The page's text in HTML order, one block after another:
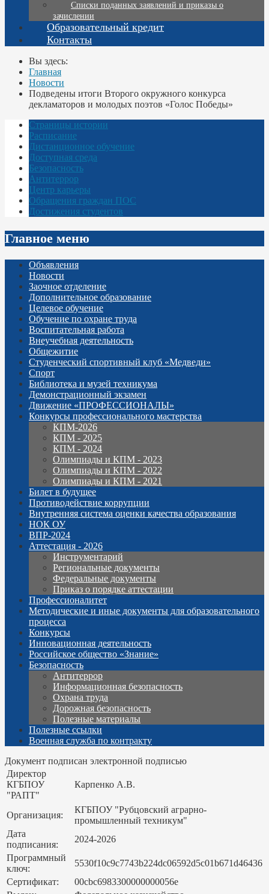
Списки поданных заявлений и приказы о
зачислении
Образовательный кредит
Контакты
Вы здесь:
Главная
Новости
Подведены итоги Второго окружного конкурса
декламаторов и молодых поэтов «Голос Победы»
Страницы истории
Расписание
Дистанционное обучение
Доступная среда
Безопасность
Антитеррор
Центр карьеры
Обращения граждан ПОС
Достижения студентов
Главное меню
Объявления
Новости
Заочное отделение
Дополнительное образование
Целевое обучение
Обучение по охране труда
Воспитательная работа
Внеучебная деятельность
Общежитие
Студенческий спортивный клуб «Медведи»
Спорт
Библиотека и музей техникума
Демонстрационный экзамен
Движение «ПРОФЕССИОНАЛЫ»
Конкурсы профессионального мастерства
КПМ-2026
КПМ - 2025
КПМ - 2024
Олимпиады и КПМ - 2023
Олимпиады и КПМ - 2022
Олимпиады и КПМ - 2021
Билет в будущее
Противодействие коррупции
Внутренняя система оценки качества образования
НОК ОУ
ВПР-2024
Аттестация - 2026
Инструментарий
Региональные документы
Федеральные документы
Приказ о порядке аттестации
Профессионалитет
Методические и иные документы для образовательного
процесса
Конкурсы
Инновационная деятельность
Российское общество «Знание»
Безопасность
Антитеррор
Информационная безопасность
Охрана труда
Дорожная безопасность
Полезные материалы
Полезные ссылки
Военная служба по контракту
Документ подписан электронной подписью
Директор
КГБПОУ
"РАПТ"
Карпенко А.В.
Организация:
КГБПОУ "Рубцовский аграрно-
промышленный техникум"
Дата
подписания:
2024-2026
Программный
ключ:
5530f10c9c7743b224dc06592d5c01b671d46436
Сертификат:
00cbc6983300000000056e